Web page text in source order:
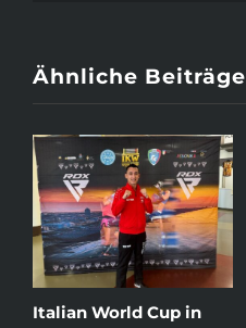
Ähnliche Beiträge
Italian World Cup in